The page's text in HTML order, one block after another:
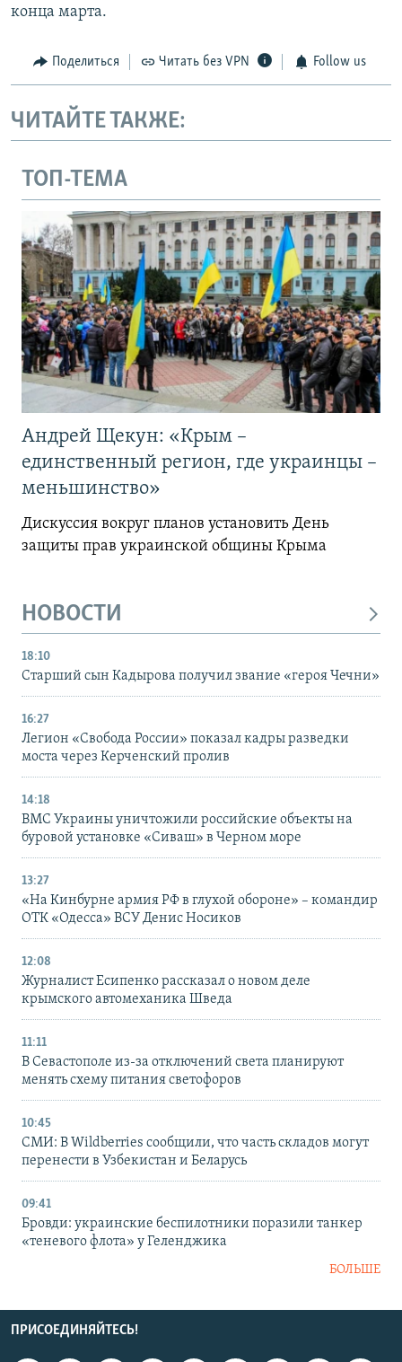
конца марта.
Поделиться Читать без VPN Follow us
ЧИТАЙТЕ ТАКЖЕ:
ТОП-ТЕМА
Андрей Щекун: «Крым –
единственный регион, где украинцы –
меньшинство»
Дискуссия вокруг планов установить День
защиты прав украинской общины Крыма
НОВОСТИ
18:10
Старший сын Кадырова получил звание «героя Чечни»
16:27
Легион «Свобода России» показал кадры разведки
моста через Керченский пролив
14:18
ВМС Украины уничтожили российские объекты на
буровой установке «Сиваш» в Черном море
13:27
«На Кинбурне армия РФ в глухой обороне» – командир
ОТК «Одесса» ВСУ Денис Носиков
12:08
Журналист Есипенко рассказал о новом деле
крымского автомеханика Шведа
11:11
В Севастополе из-за отключений света планируют
менять схему питания светофоров
10:45
СМИ: В Wildberries сообщили, что часть складов могут
перенести в Узбекистан и Беларусь
09:41
Бровди: украинские беспилотники поразили танкер
«теневого флота» у Геленджика
БОЛЬШЕ
ПРИСОЕДИНЯЙТЕСЬ!